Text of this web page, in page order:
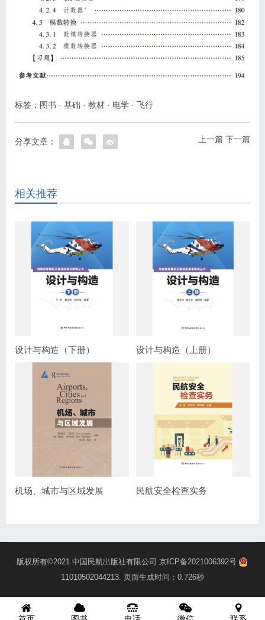
标签： 图书 · 基础 · 教材 · 电学 · 飞行
上一篇 下一篇
分享文章：
相关推荐
设计与构造（下册） 设计与构造（上册）
机场、城市与区域发展 民航安全检查实务
版权所有©2021 中国民航出版社有限公司 京ICP备2021006392号
11010502044213. 页面生成时间：0.726秒